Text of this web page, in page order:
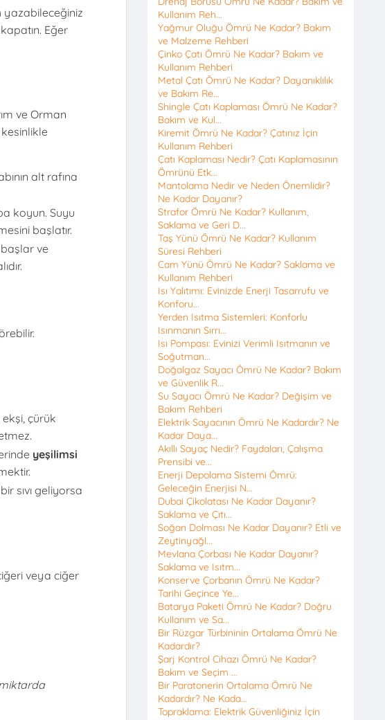
yazabileceğiniz
Eğer
ve Orman
kesinlikle
alt rafına
koyun. Suyu
başlatır.
başlar ve
çürük
yeşilimsi
sıvı geliyorsa
veya ciğer
Kullanım Reh...
Yağmur Oluğu Ömrü Ne Kadar? Bakım
ve Malzeme Rehberi
Çinko Çatı Ömrü Ne Kadar? Bakım ve
Kullanım Rehberi
Metal Çatı Ömrü Ne Kadar? Dayanıklılık
ve Bakım Re...
Shingle Çatı Kaplaması Ömrü Ne Kadar?
Bakım ve Kul...
Kiremit Ömrü Ne Kadar? Çatınız İçin
Kullanım Rehberi
Çatı Kaplaması Nedir? Çatı Kaplamasının
Ömrünü Etk...
Mantolama Nedir ve Neden Önemlidir?
Ne Kadar Dayanır?
Strafor Ömrü Ne Kadar? Kullanım,
Saklama ve Geri D...
Taş Yünü Ömrü Ne Kadar? Kullanım
Süresi Rehberi
Cam Yünü Ömrü Ne Kadar? Saklama ve
Kullanım Rehberi
Isı Yalıtımı: Evinizde Enerji Tasarrufu ve
Konforu...
Yerden Isıtma Sistemleri: Konforlu
Isınmanın Sırrı...
Isı Pompası: Evinizi Verimli Isıtmanın ve
Soğutman...
Doğalgaz Sayacı Ömrü Ne Kadar? Bakım
ve Güvenlik R...
Su Sayacı Ömrü Ne Kadar? Değişim ve
Bakım Rehberi
Elektrik Sayacının Ömrü Ne Kadardır? Ne
Kadar Daya...
Akıllı Sayaç Nedir? Faydaları, Çalışma
Prensibi ve...
Enerji Depolama Sistemi Ömrü:
Geleceğin Enerjisi N...
Dubai Çikolatası Ne Kadar Dayanır?
Saklama ve Çıtı...
Soğan Dolması Ne Kadar Dayanır? Etli ve
Zeytinyağl...
Mevlana Çorbası Ne Kadar Dayanır?
Saklama ve Isıtm...
Konserve Çorbanın Ömrü Ne Kadar?
Tarihi Geçince Ye...
Batarya Paketi Ömrü Ne Kadar? Doğru
Kullanım ve Sa...
Bir Rüzgar Türbininin Ortalama Ömrü Ne
Kadardır?
Şarj Kontrol Cihazı Ömrü Ne Kadar?
Bakım ve Seçim ...
Bir Paratonerin Ortalama Ömrü Ne
Kadardır? Ne Kada...
Topraklama: Elektrik Güvenliğiniz İçin